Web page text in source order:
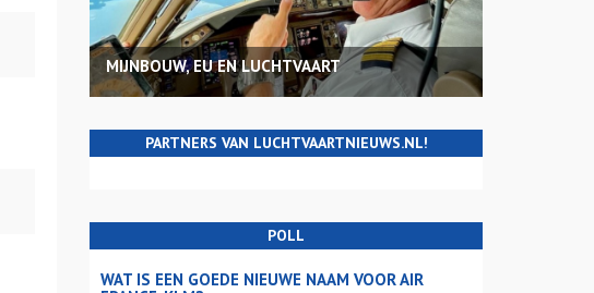
MIJNBOUW, EU EN LUCHTVAART
PARTNERS VAN LUCHTVAARTNIEUWS.NL!
POLL
WAT IS EEN GOEDE NIEUWE NAAM VOOR AIR